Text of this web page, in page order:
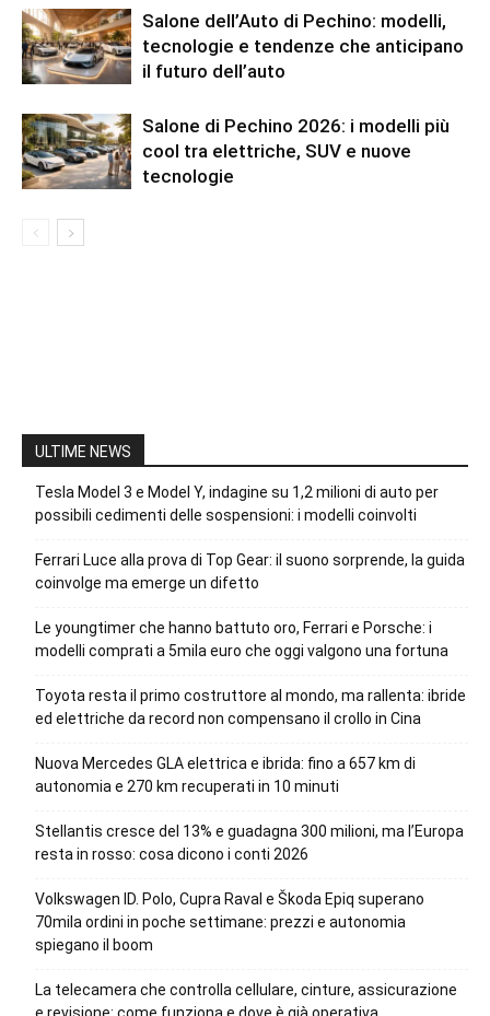
Salone dell’Auto di Pechino: modelli,
tecnologie e tendenze che anticipano
il futuro dell’auto
Salone di Pechino 2026: i modelli più
cool tra elettriche, SUV e nuove
tecnologie
ULTIME NEWS
Tesla Model 3 e Model Y, indagine su 1,2 milioni di auto per
possibili cedimenti delle sospensioni: i modelli coinvolti
Ferrari Luce alla prova di Top Gear: il suono sorprende, la guida
coinvolge ma emerge un difetto
Le youngtimer che hanno battuto oro, Ferrari e Porsche: i
modelli comprati a 5mila euro che oggi valgono una fortuna
Toyota resta il primo costruttore al mondo, ma rallenta: ibride
ed elettriche da record non compensano il crollo in Cina
Nuova Mercedes GLA elettrica e ibrida: fino a 657 km di
autonomia e 270 km recuperati in 10 minuti
Stellantis cresce del 13% e guadagna 300 milioni, ma l’Europa
resta in rosso: cosa dicono i conti 2026
Volkswagen ID. Polo, Cupra Raval e Škoda Epiq superano
70mila ordini in poche settimane: prezzi e autonomia
spiegano il boom
La telecamera che controlla cellulare, cinture, assicurazione